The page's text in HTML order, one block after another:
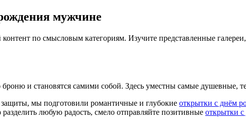
мужчине
по смысловым категориям. Изучите представленные
и становятся самими собой. Здесь уместны самые душевные,
мы подготовили романтичные и глубокие открытки с днём
любую радость, смело отправляйте позитивные открытки